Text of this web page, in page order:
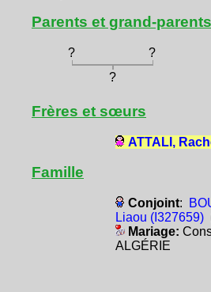
Parents et grand-parents
? ?
?
Frères et sœurs
ATTALI,
Famille
Conjoint:
Liaou (I327659)
Mariage:
ALGÉRIE